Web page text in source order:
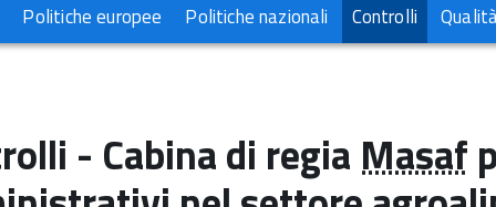
Politiche europee Politiche nazionali Controlli
- Cabina di regia Masaf